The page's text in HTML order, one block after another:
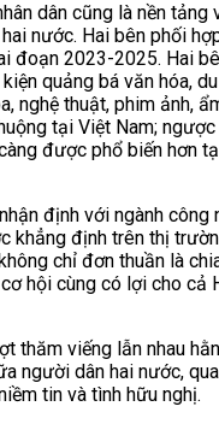
dân cũng là nền tảng
nước. Hai bên phối
đoạn 2023-2025. Hai
quảng bá văn hóa,
nghệ thuật, phim ảnh,
tại Việt Nam;
được phổ biến hơn
định với ngành công
khẳng định trên thị
chỉ đơn thuần là
hội cùng có lợi cho cả
thăm viếng lẫn nhau
người dân hai nước,
tin và tình hữu nghị.